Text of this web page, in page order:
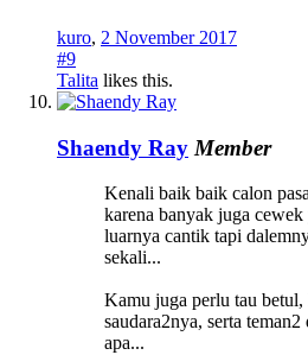
kuro, 2 November 2017
#9
Talita likes this.
Shaendy Ray Member
Kenali baik baik calon
karena banyak juga
luarnya cantik tapi
sekali...
Kamu juga perlu tau betul,
saudara2nya, serta
apa...